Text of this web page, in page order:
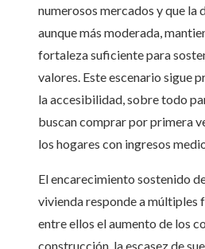
numerosos mercados y que la
aunque más moderada,
fortaleza suficiente para
valores. Este escenario sigue
la accesibilidad, sobre todo
buscan comprar por primera
los hogares con ingresos
El encarecimiento sostenido
vivienda responde a múltiples
entre ellos el aumento de los
construcción, la escasez de